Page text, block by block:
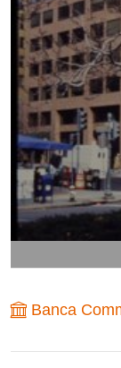
Banca